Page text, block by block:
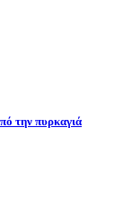
την πυρκαγιά